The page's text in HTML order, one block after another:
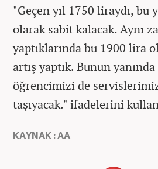
"Geçen yıl 1750 liraydı, bu
olarak sabit kalacak. Aynı
yaptıklarında bu 1900 lira
artış yaptık. Bunun
öğrencimizi de
taşıyacak." ifadelerini
KAYNAK : AA